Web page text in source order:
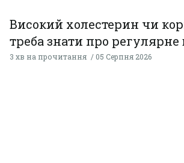
Високий холестерин чи
треба знати про
3 хв на прочитання 05 Серпня 2026